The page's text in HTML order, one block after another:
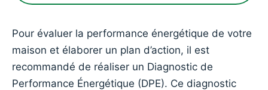
Pour évaluer la performance énergétique de votre
maison et élaborer un plan d’action, il est
recommandé de réaliser un Diagnostic de
Performance Énergétique (DPE). Ce diagnostic